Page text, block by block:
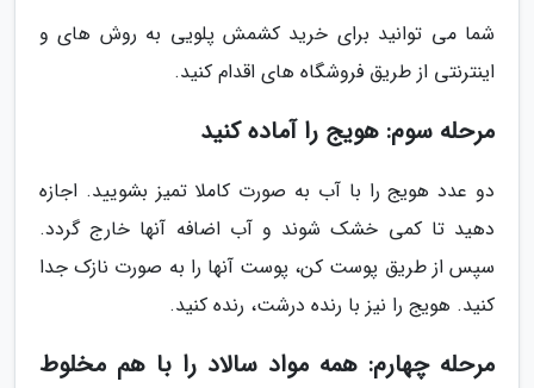
شما می توانید برای خرید کشمش پلویی به روش های و
اینترنتی از طریق فروشگاه های اقدام کنید.
مرحله سوم: هویج را آماده کنید
دو عدد هویج را با آب به صورت کاملا تمیز بشویید. اجازه
دهید تا کمی خشک شوند و آب اضافه آنها خارج گردد.
سپس از طریق پوست کن، پوست آنها را به صورت نازک جدا
کنید. هویج را نیز با رنده درشت، رنده کنید.
مرحله چهارم: همه مواد سالاد را با هم مخلوط